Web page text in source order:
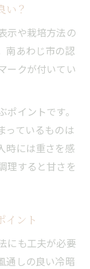
の甘さの秘
味を変える
法の工夫
しく選ぶ
魅力とは
秘密
学的に解説
いとは
への配慮
い？
示や栽培方法の
南あわじ市の認
ークが付いてい
イントです。
っているものは
時には重さを感
理すると甘さを
イント
にも工夫が必要
通しの良い冷暗